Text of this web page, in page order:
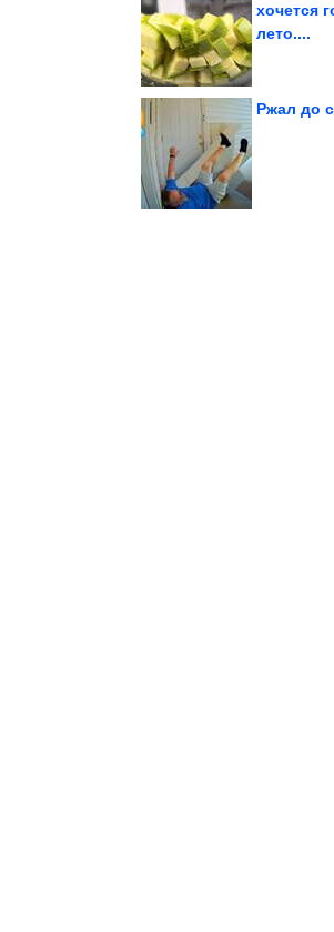
Женские
хочется
лето....
Ржал до